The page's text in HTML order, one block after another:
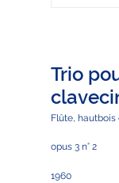
Trio
Flûte,
opus 3 n° 2
1960